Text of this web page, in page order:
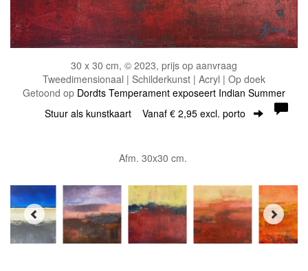
30 x 30 cm, © 2023, prijs op aanvraag
Tweedimensionaal | Schilderkunst | Acryl | Op doek
Getoond op Dordts Temperament exposeert Indian Summer
Stuur als kunstkaart Vanaf € 2,95 excl. porto
Afm. 30x30 cm.